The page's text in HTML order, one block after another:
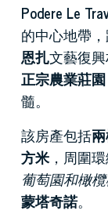
Podere Le
的中心地帶
恩扎文藝復
正宗農業莊園
髓。
該房產包括
方米，周圍
葡萄園和橄欖
蒙塔奇諾。